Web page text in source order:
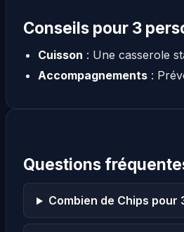
Conseils pour 3
Cuisson : Une casserole
Accompagnements:
Questions
Combien de Chips